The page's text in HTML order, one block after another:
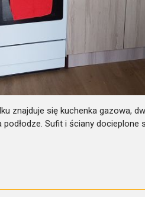
znajduje się kuchenka gazowa,
Sufit i ściany docieplone